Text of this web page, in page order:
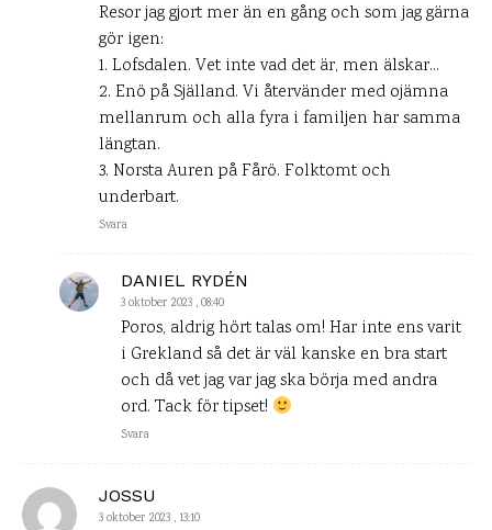
Resor jag gjort mer än en gång och som jag gärna
gör igen:
1. Lofsdalen. Vet inte vad det är, men älskar…
2. Enö på Själland. Vi återvänder med ojämna
mellanrum och alla fyra i familjen har samma
längtan.
3. Norsta Auren på Fårö. Folktomt och
underbart.
Svara
DANIEL RYDÉN
3 oktober 2023 , 08:40
Poros, aldrig hört talas om! Har inte ens varit
i Grekland så det är väl kanske en bra start
och då vet jag var jag ska börja med andra
ord. Tack för tipset!
Svara
JOSSU
3 oktober 2023 , 13:10